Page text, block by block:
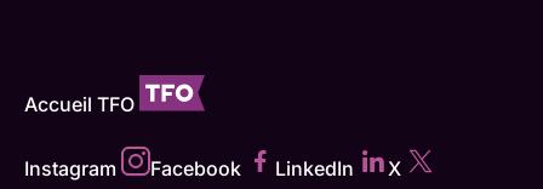
Accueil TFO
Instagram Facebook LinkedIn X